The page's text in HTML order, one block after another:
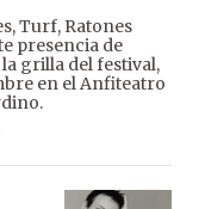
Turf, Ratones
presencia de
grilla del festival,
en el Anfiteatro